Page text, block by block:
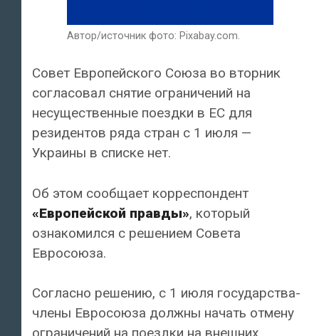
Автор/источник фото: Pixabay.com.
Совет Европейского Союза во вторник
согласовал снятие ограничений на
несущественные поездки в ЕС для
резидентов ряда стран с 1 июля —
Украины в списке нет.
Об этом сообщает корреспондент
«Европейской правды», который
ознакомился с решением Совета
Евросоюза.
Согласно решению, с 1 июля государства-
члены Евросоюза должны начать отмену